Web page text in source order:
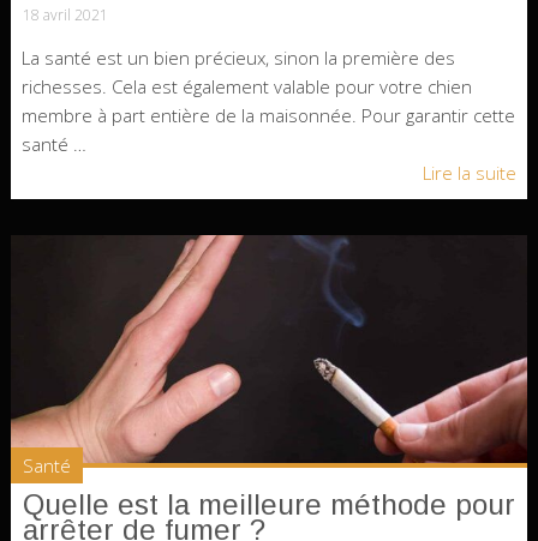
18 avril 2021
La santé est un bien précieux, sinon la première des
richesses. Cela est également valable pour votre chien
membre à part entière de la maisonnée. Pour garantir cette
santé …
Lire la suite
Santé
Quelle est la meilleure méthode pour
arrêter de fumer ?